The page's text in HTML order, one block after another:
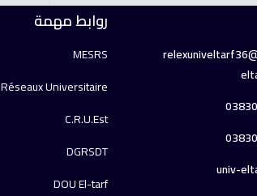
univ-
روابط مهمة
MESRS
Réseaux Universitaire
C.R.U.Est
DGRSDT
DOU El-tarf